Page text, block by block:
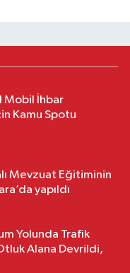
Mobil İhbar
Kamu Spotu
Mevzuat Eğitiminin
yapıldı
Yolunda Trafik
Alana Devrildi,